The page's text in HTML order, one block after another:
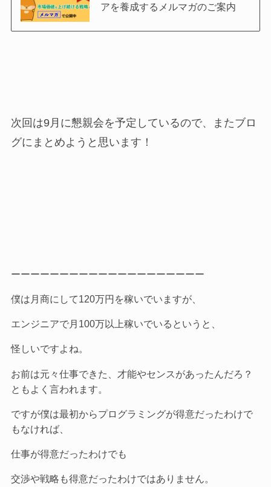
アを養成するメルマガのご案内
次回は9月に懇親会を予定しているので、またブロ
グにまとめようと思います！
ーーーーーーーーーーーーーーーーーーーー
僕は月商にして120万円を稼いでいますが、
エンジニアで月100万以上稼いでいるというと、
怪しいですよね。
お前は元々仕事できた、才能やセンスがあったんだろ？
ともよく言われます。
ですが僕は最初からプログラミングが得意だったわけで
もなければ、
仕事が得意だったわけでも
交渉や戦略も得意だったわけではありません。